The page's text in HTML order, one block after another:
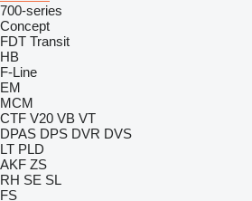
700-series
Concept
FDT Transit
HB
F-Line
EM
MCM
CTF V20 VB VT
DPAS DPS DVR DVS
LT PLD
AKF ZS
RH SE SL
FS